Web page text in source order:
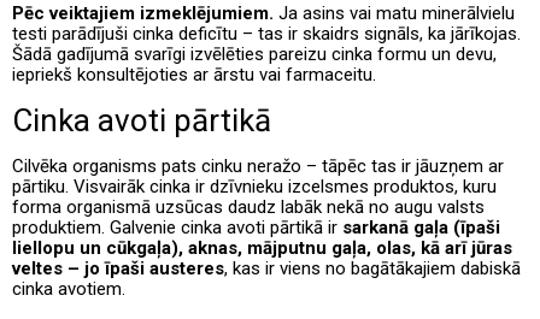
Pēc veiktajiem izmeklējumiem. Ja asins vai matu minerālvielu
testi parādījuši cinka deficītu – tas ir skaidrs signāls, ka jārīkojas.
Šādā gadījumā svarīgi izvēlēties pareizu cinka formu un devu,
iepriekš konsultējoties ar ārstu vai farmaceitu.
Cinka avoti pārtikā
Cilvēka organisms pats cinku neražo – tāpēc tas ir jāuzņem ar
pārtiku. Visvairāk cinka ir dzīvnieku izcelsmes produktos, kuru
forma organismā uzsūcas daudz labāk nekā no augu valsts
produktiem. Galvenie cinka avoti pārtikā ir sarkanā gaļa (īpaši
liellopu un cūkgaļa), aknas, mājputnu gaļa, olas, kā arī jūras
veltes – jo īpaši austeres, kas ir viens no bagātākajiem dabiskā
cinka avotiem.